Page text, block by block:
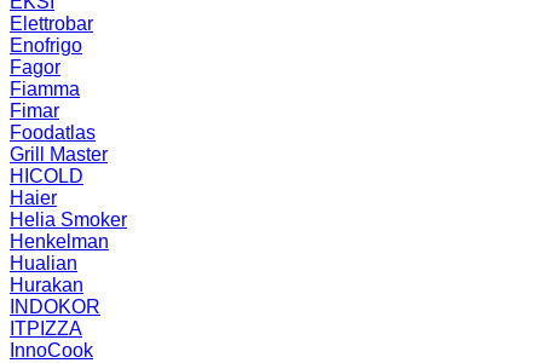
Elettrobar
Enofrigo
Fagor
Fiamma
Fimar
Foodatlas
Grill Master
HICOLD
Haier
Helia Smoker
Henkelman
Hualian
Hurakan
INDOKOR
ITPIZZA
InnoCook